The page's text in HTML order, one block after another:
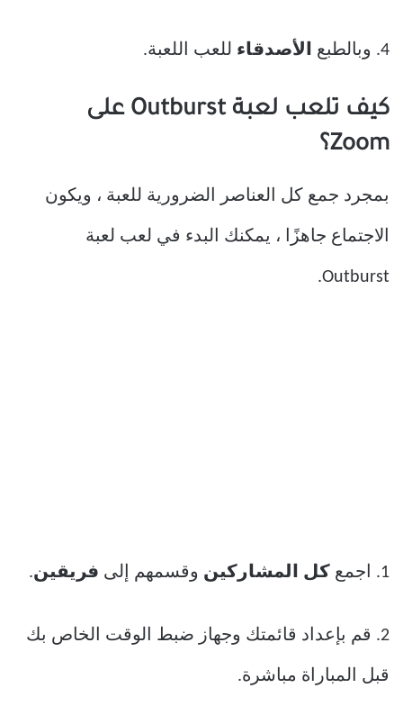
4. وبالطبع الأصدقاء للعب اللعبة.
كيف تلعب لعبة Outburst على
Zoom؟
بمجرد جمع كل العناصر الضرورية للعبة ، ويكون
الاجتماع جاهزًا ، يمكنك البدء في لعب لعبة
Outburst.
1. اجمع كل المشاركين وقسمهم إلى فريقين.
2. قم بإعداد قائمتك وجهاز ضبط الوقت الخاص بك
قبل المباراة مباشرة.